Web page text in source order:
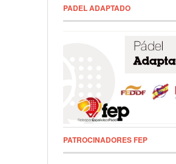
PADEL ADAPTADO
PATROCINADORES FEP